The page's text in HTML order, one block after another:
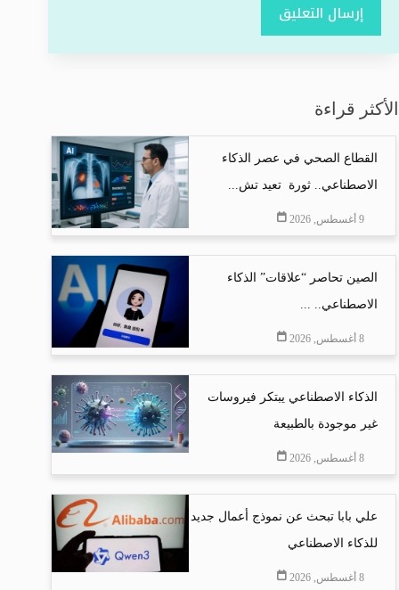
إرسال التعليق
الأكثر قراءة
القطاع الصحي في عصر الذكاء
الاصطناعي.. ثورة تعيد تش...
9 أغسطس, 2026
الصين تحاصر “علاقات” الذكاء
الاصطناعي.. ...
8 أغسطس, 2026
الذكاء الاصطناعي يبتكر فيروسات
غير موجودة بالطبيعة
8 أغسطس, 2026
علي بابا تبحث عن نموذج أعمال جديد
للذكاء الاصطناعي
8 أغسطس, 2026